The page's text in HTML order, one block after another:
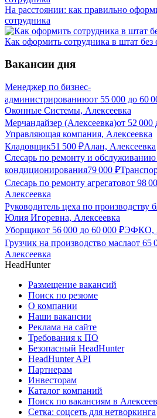
На расстоянии: как правильно
сотрудника
Как оформить сотрудника в штат
Вакансии дня
Менеджер по бизнес-
администрированиюот 55 000 до 60
Оконные Системы, Алексеевка
Мерчандайзер (Алексеевка)от 52 000
Управляющая компания, Алексеевка
Кладовщик51 500 ₽Алан, Алексеевка
Слесарь по ремонту и
кондиционирования79 000 ₽
Слесарь по ремонту агрегатовот 98
Алексеевка
Руководитель цеха по производству
Юлия Игоревна, Алексеевка
Уборщикот 56 000 до 60 000 ₽ЭФКО,
Грузчик на производство маслаот 65
Алексеевка
HeadHunter
Размещение вакансий
Поиск по резюме
О компании
Наши вакансии
Реклама на сайте
Требования к ПО
Безопасный HeadHunter
HeadHunter API
Партнерам
Инвесторам
Каталог компаний
Поиск по вакансиям в
Сетка: соцсеть для нетворкинга